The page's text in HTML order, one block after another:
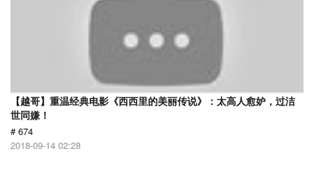
【越哥】重温经典电影《西西里的美丽传说》：太高人愈妒，过洁
世同嫌！
# 674
2018-09-14 02:28